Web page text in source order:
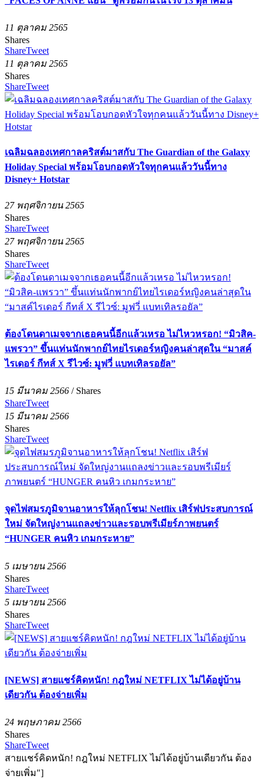
11 ตุลาคม 2565
Shares
ShareTweet
11 ตุลาคม 2565
Shares
ShareTweet
เฉลิมฉลองเทศกาลคริสต์มาสกับ The Guardian of the Galaxy
Holiday Special พร้อมโอบกอดหัวใจทุกคนแล้ววันนี้ทาง
Disney+ Hotstar
27 พฤศจิกายน 2565
Shares
ShareTweet
27 พฤศจิกายน 2565
Shares
ShareTweet
ต้องโดนดาเมจจากเธอคนนี้อีกแล้วเหรอ ไม่ไหวหรอก! “มิวสิค-
แพรวา” ขึ้นแท่นนักพากย์ไทยไรเดอร์หญิงคนล่าสุดใน “มาสค์
ไรเดอร์ กีทส์ X รีไวซ์: มูฟวี่ แบทเทิลรอยัล”
15 มีนาคม 2566 / Shares
ShareTweet
15 มีนาคม 2566
Shares
ShareTweet
จุดไฟสมรภูมิจานอาหารให้ลุกโชน! Netflix เสิร์ฟประสบการณ์
ใหม่ จัดใหญ่งานแถลงข่าวและรอบพรีเมียร์ภาพยนตร์
“HUNGER คนหิว เกมกระหาย”
5 เมษายน 2566
Shares
ShareTweet
5 เมษายน 2566
Shares
ShareTweet
[NEWS] สายแชร์คิดหนัก! กฎใหม่ NETFLIX ไม่ได้อยู่บ้าน
เดียวกัน ต้องจ่ายเพิ่ม
24 พฤษภาคม 2566
Shares
ShareTweet
สายแชร์คิดหนัก! กฎใหม่ NETFLIX ไม่ได้อยู่บ้านเดียวกัน ต้อง
จ่ายเพิ่ม"]